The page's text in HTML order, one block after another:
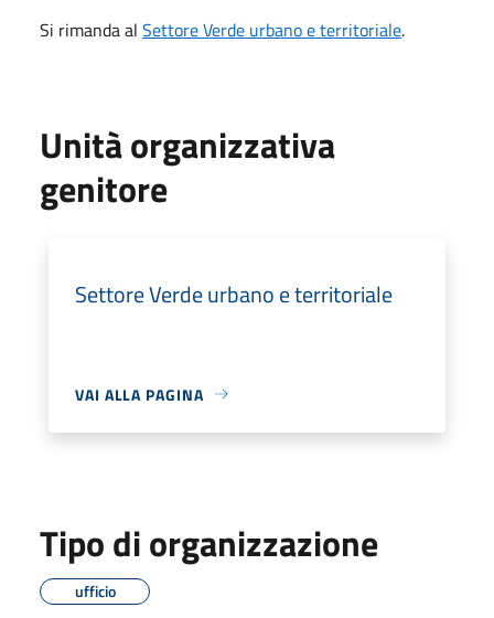
Si rimanda al Settore Verde urbano e territoriale.
Unità organizzativa
genitore
Settore Verde urbano e territoriale
VAI ALLA PAGINA
Tipo di organizzazione
ufficio